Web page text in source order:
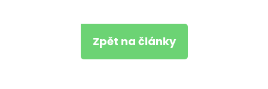
Zpět na články